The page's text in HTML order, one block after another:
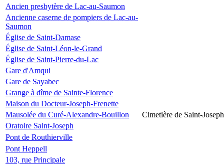
Ancien presbytère de Lac-au-Saumon
Ancienne caserne de pompiers de Lac-au-
Saumon
Église de Saint-Damase
Église de Saint-Léon-le-Grand
Église de Saint-Pierre-du-Lac
Gare d'Amqui
Gare de Sayabec
Grange à dîme de Sainte-Florence
Maison du Docteur-Joseph-Frenette
Mausolée du Curé-Alexandre-Bouillon
Cimetière de Saint-Joseph
Oratoire Saint-Joseph
Pont de Routhierville
Pont Heppell
103, rue Principale